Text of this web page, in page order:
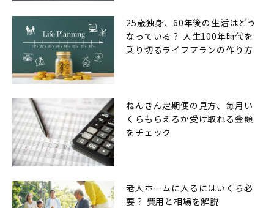
25歳独身、60年後の生活はどう
なっている？ 人生100年時代を
乗り切るライフプランの作り方
ねんきん定期便の見方、毎月い
くらもらえるか受け取れる金額
をチェック
老人ホームに入るにはいくら必
要？ 費用と相場を解説